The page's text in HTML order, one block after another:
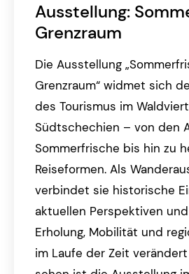
Ausstellung:
Grenzraum
Die Ausstellung
Grenzraum“ widmet sich
des Tourismus im
Südtschechien – von den
Sommerfrische bis hin zu
Reiseformen. Als
verbindet sie historische
aktuellen Perspektiven
Erholung, Mobilität und
im Laufe der Zeit verändert